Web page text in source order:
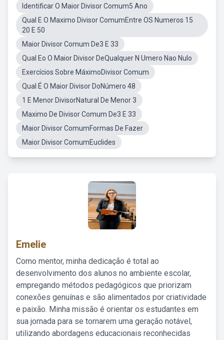
Identificar O Maior Divisor Comum5 Ano
Qual E O Maximo Divisor ComumEntre OS Numeros 15
20 E 50
Maior Divisor Comum De3 E 33
Qual Eo O Maior Divisor DeQualquer N Umero Nao Nulo
Exercícios Sobre MáximoDivisor Comum
Qual É O Maior Divisor DoNúmero 48
1 E Menor DivisorNatural De Menor 3
Maximo De Divisor Comum De3 E 33
Maior Divisor ComumFormas De Fazer
Maior Divisor ComumEuclides
Emelie
Como mentor, minha dedicação é total ao
desenvolvimento dos alunos no ambiente escolar,
empregando métodos pedagógicos que priorizam
conexões genuínas e são alimentados por criatividade
e paixão. Minha missão é orientar os estudantes em
sua jornada para se tornarem uma geração notável,
utilizando abordagens educacionais reconhecidas